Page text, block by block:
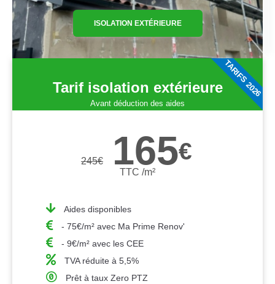
ISOLATION EXTÉRIEURE
Tarif isolation extérieure
Avant déduction des aides
245€ 165€
TTC /m²
Aides disponibles
- 75€/m² avec Ma Prime Renov'
- 9€/m² avec les CEE
TVA réduite à 5,5%
Prêt à taux Zero PTZ
TARIFS 2026